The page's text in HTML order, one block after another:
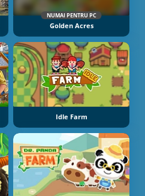
NUMAI PENTRU PC
Golden Acres
Idle Farm